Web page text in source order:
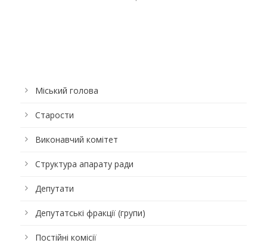
Міський голова
Старости
Виконавчий комітет
Структура апарату ради
Депутати
Депутатські фракції (групи)
Постійні комісії